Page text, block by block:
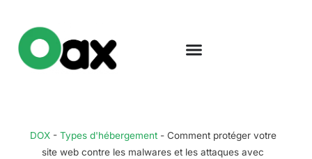
DOX- Types d'hébergement- Comment protéger votre
site web contre les malwares et les attaques avec